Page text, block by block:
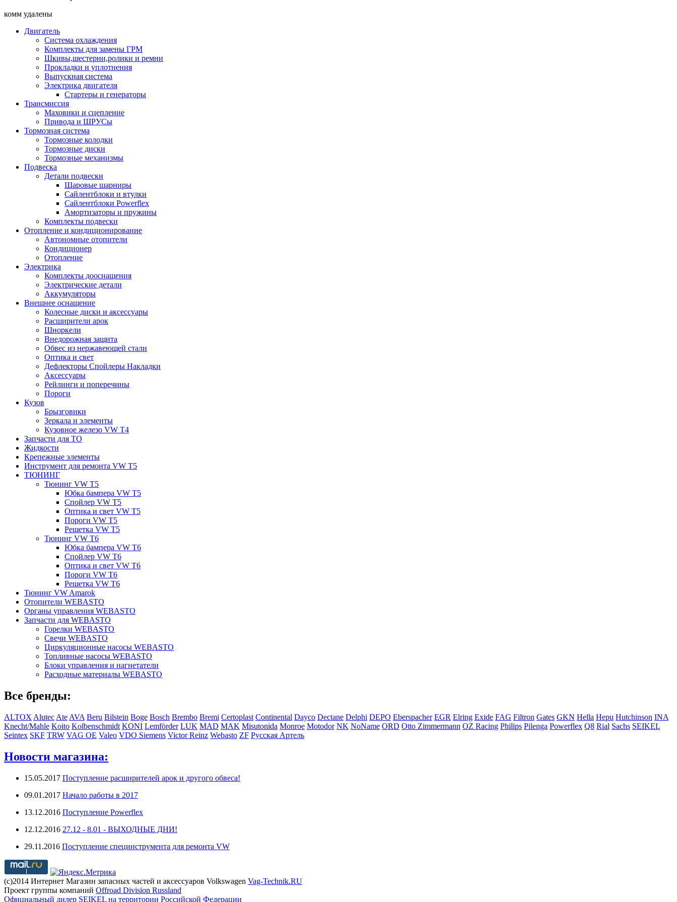
комм удалены
Двигатель
Система охлаждения
Комплекты для замены ГРМ
Шкивы,шестерни,ролики и ремни
Прокладки и уплотнения
Выпускная система
Электрика двигателя
Стартеры и генераторы
Трансмиссия
Маховики и сцепление
Привода и ШРУСы
Тормозная система
Тормозные колодки
Тормозные диски
Тормозные механизмы
Подвеска
Детали подвески
Шаровые шарниры
Сайлентблоки и втулки
Сайлентблоки Powerflex
Амортизаторы и пружины
Комплекты подвески
Отопление и кондиционирование
Автономные отопители
Кондиционер
Отопление
Электрика
Комплекты дооснащения
Электрические детали
Аккумуляторы
Внешнее оснащение
Колесные диски и аксессуары
Расширители арок
Шноркели
Внедорожная защита
Обвес из нержавеющей стали
Оптика и свет
Дефлекторы Спойлеры Накладки
Аксессуары
Рейлинги и поперечины
Пороги
Кузов
Брызговики
Зеркала и элементы
Кузовное железо VW T4
Запчасти для ТО
Жидкости
Крепежные элементы
Инструмент для ремонта VW T5
ТЮНИНГ
Тюнинг VW T5
Юбка бампера VW T5
Спойлер VW T5
Оптика и свет VW T5
Пороги VW T5
Решетка VW T5
Тюнинг VW T6
Юбка бампера VW T6
Спойлер VW T6
Оптика и свет VW T6
Пороги VW T6
Решетка VW T6
Тюнинг VW Amarok
Отопители WEBASTO
Органы управления WEBASTO
Запчасти для WEBASTO
Горелки WEBASTO
Свечи WEBASTO
Циркуляционные насосы WEBASTO
Топливные насосы WEBASTO
Блоки управления и нагнетатели
Расходные материалы WEBASTO
Все бренды:
ALTOX Alutec Ate AVA Beru Bilstein Boge Bosch Brembo Bremi Certoplast Continental Dayco Dectane Delphi DEPO Eberspacher EGR Elring Exide FAG Filtron Gates GKN Hella Hepu Hutchinson INA
Knecht/Mahle Koito Kolbenschmidt KONI Lemförder LUK MAD MAK Misutonida Monroe Motodor NK NoName ORD Otto Zimmermann OZ Racing Philips Pilenga Powerflex Q8 Rial Sachs SEIKEL
Seintex SKF TRW VAG OE Valeo VDO Siemens Victor Reinz Webasto ZF Русская Артель
Новости магазина:
15.05.2017 Поступление расширителей арок и другого обвеса!
09.01.2017 Начало работы в 2017
13.12.2016 Поступление Powerflex
12.12.2016 27.12 - 8.01 - ВЫХОДНЫЕ ДНИ!
29.11.2016 Поступление специнструмента для ремонта VW
(с)2014 Интернет Магазин запасных частей и аксессуаров Volkswagen Vag-Technik.RU
Проект группы компаний Offroad Division Russland
Официальный дилер SEIKEL на территории Российской Федерации